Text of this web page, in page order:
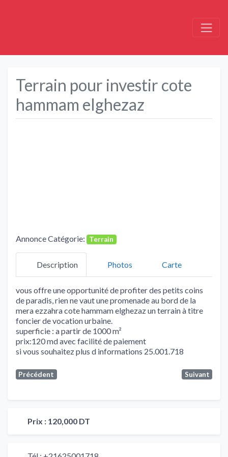
Terrain pour investir cote
hammam elghezaz
Annonce Catégorie: Terrain
Description Photos Carte
vous offre une opportunité de profiter des petits coins
de paradis, rien ne vaut une promenade au bord de la
mera ezzahra cote hammam elghezaz un terrain à titre
foncier de vocation urbaine.
superficie : a partir de 1000 m²
prix:120 md avec facilité de paiement
si vous souhaitez plus d informations 25.001.718
Précédent Suivant
Prix : 120,000 DT